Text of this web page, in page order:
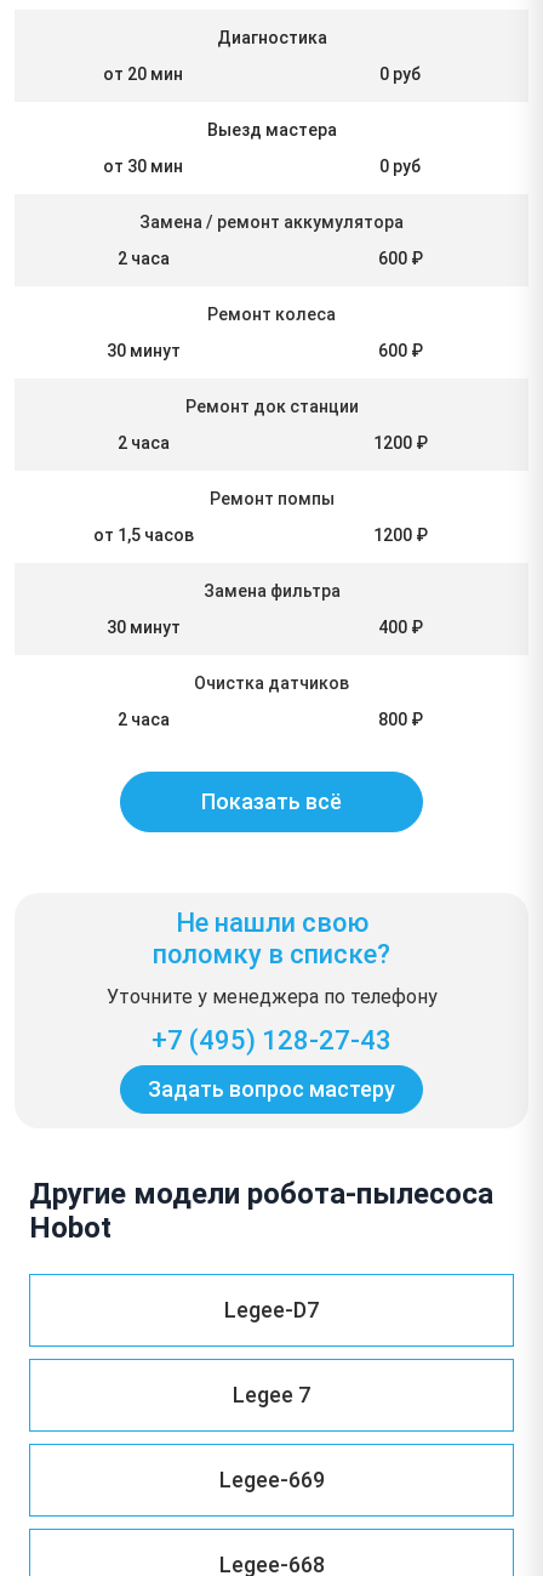
Диагностика
от 20 мин
0 руб
Выезд мастера
от 30 мин
0 руб
Замена / ремонт аккумулятора
2 часа
600 ₽
Ремонт колеса
30 минут
600 ₽
Ремонт док станции
2 часа
1200 ₽
Ремонт помпы
от 1,5 часов
1200 ₽
Замена фильтра
30 минут
400 ₽
Очистка датчиков
2 часа
800 ₽
Показать всё
Не нашли свою
поломку в списке?
Уточните у менеджера по телефону
+7 (495) 128-27-43
Задать вопрос мастеру
Другие модели робота-пылесоса
Hobot
Legee-D7
Legee 7
Legee-669
Legee-668